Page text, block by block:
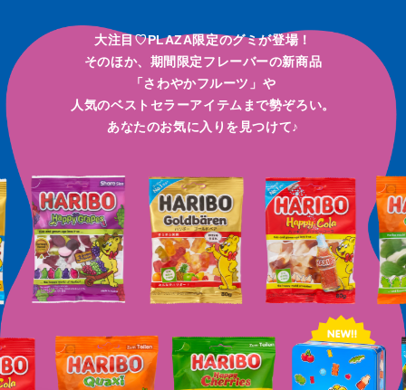
大注目♡PLAZA限定のグミが登場！
そのほか、期間限定フレーバーの新商品
「さわやかフルーツ」や
人気のベストセラーアイテムまで勢ぞろい。
あなたのお気に入りを見つけて♪